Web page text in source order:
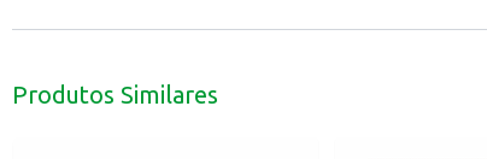
Produtos Similares